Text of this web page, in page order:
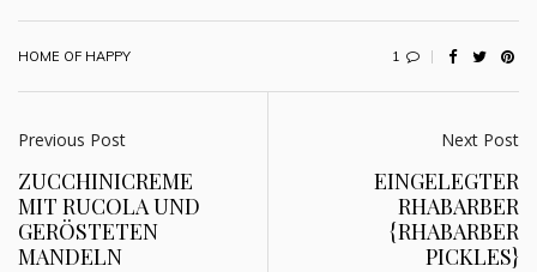
HOME OF HAPPY 1
Previous Post
ZUCCHINICREME
MIT RUCOLA UND
GERÖSTETEN
MANDELN
Next Post
EINGELEGTER
RHABARBER
{RHABARBER
PICKLES}